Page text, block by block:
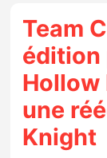
Actualités
Jeux
Mises à
Team
édition
Hollow
une
Knight